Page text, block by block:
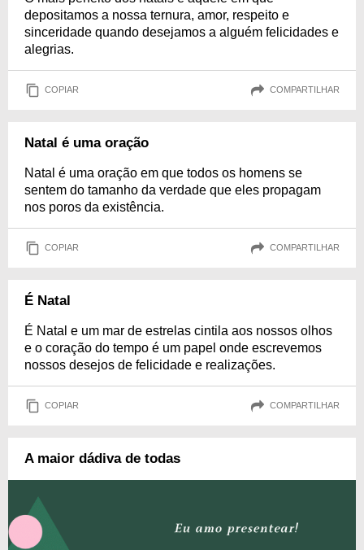
depositamos a nossa ternura, amor, respeito e
sinceridade quando desejamos a alguém felicidades e
alegrias.
COPIAR COMPARTILHAR
Natal é uma oração
Natal é uma oração em que todos os homens se
sentem do tamanho da verdade que eles propagam
nos poros da existência.
COPIAR COMPARTILHAR
É Natal
É Natal e um mar de estrelas cintila aos nossos olhos
e o coração do tempo é um papel onde escrevemos
nossos desejos de felicidade e realizações.
COPIAR COMPARTILHAR
A maior dádiva de todas